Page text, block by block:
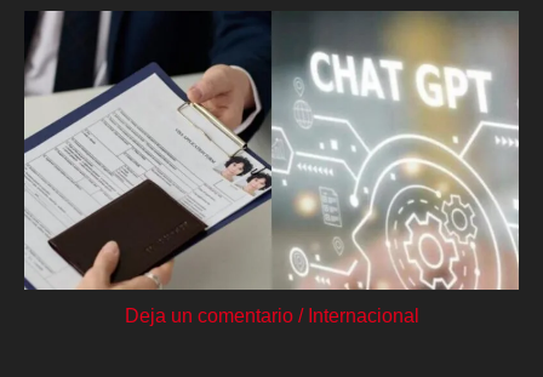
Deja un comentario / Internacional